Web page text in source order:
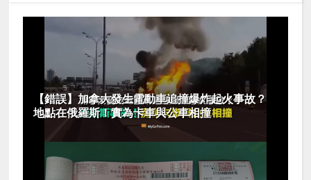
【錯誤】加拿大發生電動車追撞爆炸起火事故？
地點在俄羅斯！實為卡車與公車相撞